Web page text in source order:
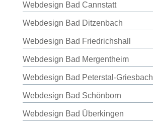
Webdesign Bad Cannstatt
Webdesign Bad Ditzenbach
Webdesign Bad Friedrichshall
Webdesign Bad Mergentheim
Webdesign Bad Peterstal-Griesbach
Webdesign Bad Schönborn
Webdesign Bad Überkingen